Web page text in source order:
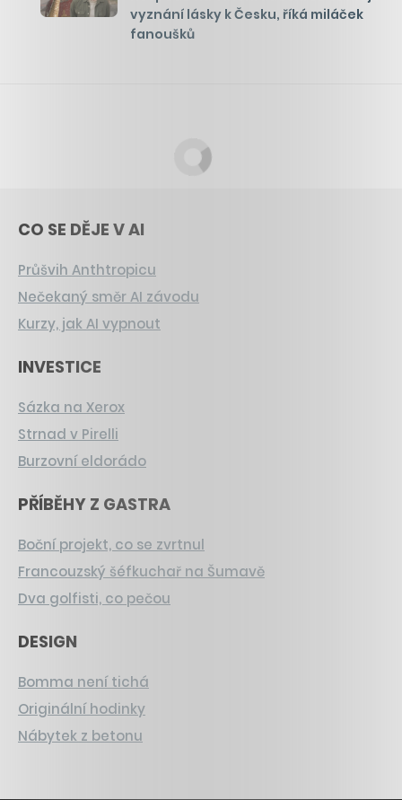
vyznání lásky k Česku, říká miláček
fanoušků
CO SE DĚJE V AI
Průšvih Anthtropicu
Nečekaný směr AI závodu
Kurzy, jak AI vypnout
INVESTICE
Sázka na Xerox
Strnad v Pirelli
Burzovní eldorádo
PŘÍBĚHY Z GASTRA
Boční projekt, co se zvrtnul
Francouzský šéfkuchař na Šumavě
Dva golfisti, co pečou
DESIGN
Bomma není tichá
Originální hodinky
Nábytek z betonu